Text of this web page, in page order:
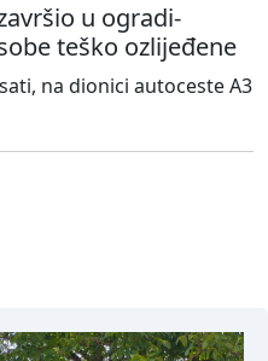
u ogradi-
teško ozlijeđene
na dionici autoceste A3